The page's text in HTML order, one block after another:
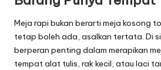
Meja rapi bukan berarti meja kosong
tetap boleh ada, asalkan tertata. Di
berperan penting dalam merapikan
tempat alat tulis, rak kecil, atau laci